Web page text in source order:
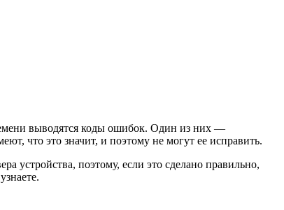
выводятся коды ошибок. Один из них —
что это значит, и поэтому не могут ее исправить.
устройства, поэтому, если это сделано правильно,